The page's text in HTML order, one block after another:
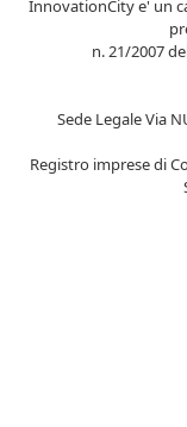
InnovationCity e' un
n. 21/2007
Sede Legale Via
Registro imprese di